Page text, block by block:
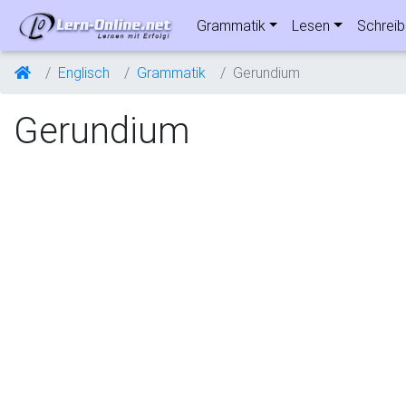
Grammatik Lesen
Englisch Grammatik Gerundium
Gerundium